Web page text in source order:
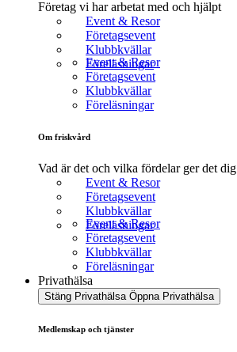
Företag vi har arbetat med och hjälpt
Event & Resor
Företagsevent
Klubbkvällar
Föreläsningar
Event & Resor
Företagsevent
Klubbkvällar
Föreläsningar
Om friskvård
Vad är det och vilka fördelar ger det dig
Event & Resor
Företagsevent
Klubbkvällar
Föreläsningar
Event & Resor
Företagsevent
Klubbkvällar
Föreläsningar
Privathälsa
Stäng Privathälsa Öppna Privathälsa
Medlemskap och tjänster